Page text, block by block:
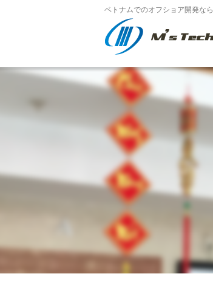
ベトナムでのオフショア開発な